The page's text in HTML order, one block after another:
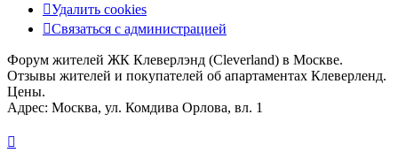
Удалить cookies
Связаться с администрацией
Форум жителей ЖК Клеверлэнд (Cleverland) в Москве.
Отзывы жителей и покупателей об апартаментах Клеверленд.
Цены.
Адрес: Москва, ул. Комдива Орлова, вл. 1